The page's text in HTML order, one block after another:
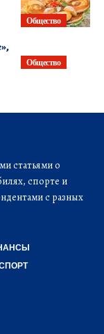
Общество
Общество
статьями о
спорте и
с разных